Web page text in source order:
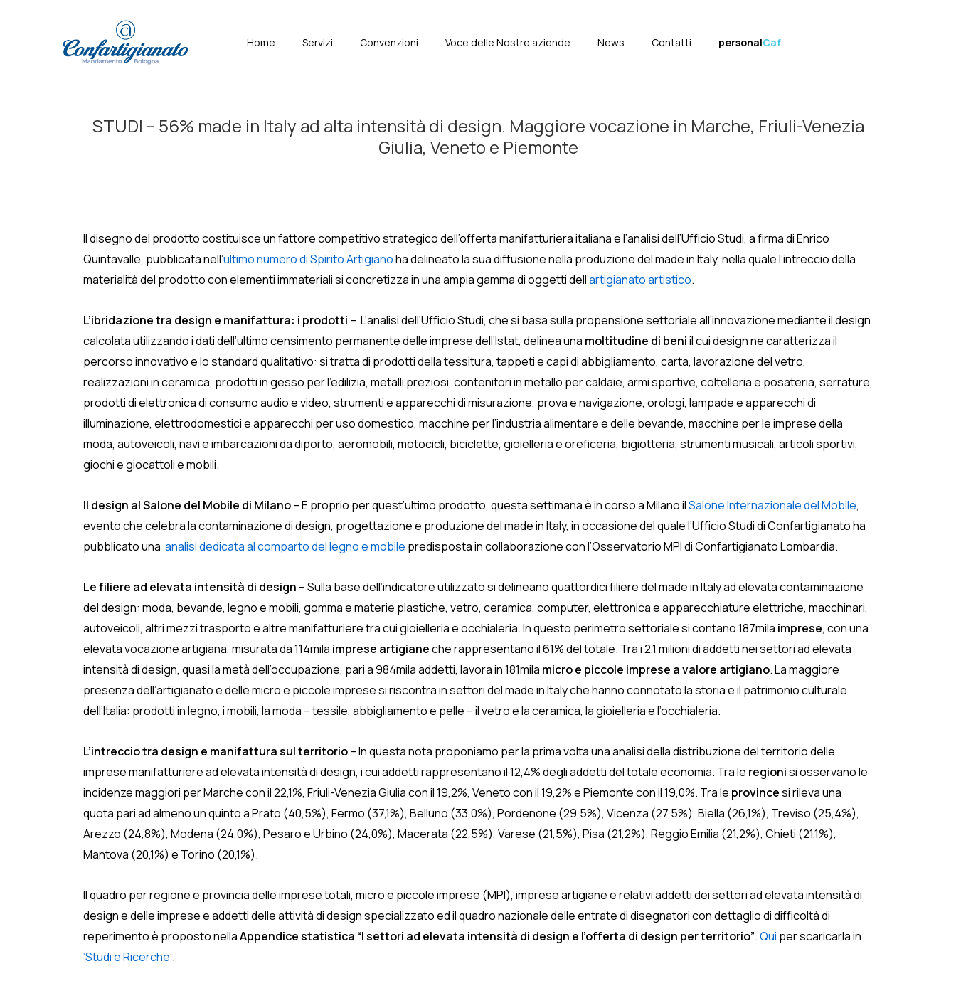
Menù
Home Servizi Convenzioni Voce delle Nostre aziende News Contatti personalCaf
STUDI – 56% made in Italy ad alta intensità di design. Maggiore vocazione in Marche, Friuli-Venezia
Giulia, Veneto e Piemonte
Il disegno del prodotto costituisce un fattore competitivo strategico dell’offerta manifatturiera italiana e l’analisi dell’Ufficio Studi, a firma di Enrico
Quintavalle, pubblicata nell’ultimo numero di Spirito Artigianoha delineato la sua diffusione nella produzione del made in Italy, nella quale l’intreccio della
materialità del prodotto con elementi immateriali si concretizza in una ampia gamma di oggetti dell’artigianato artistico.
L’ibridazione tra design e manifattura: i prodotti – L’analisi dell’Ufficio Studi, che si basa sulla propensione settoriale all’innovazione mediante il design
calcolata utilizzando i dati dell’ultimo censimento permanente delle imprese dell’Istat, delinea una moltitudine di beniil cui design ne caratterizza il
percorso innovativo e lo standard qualitativo: si tratta di prodotti della tessitura, tappeti e capi di abbigliamento, carta, lavorazione del vetro,
realizzazioni in ceramica, prodotti in gesso per l’edilizia, metalli preziosi, contenitori in metallo per caldaie, armi sportive, coltelleria e posateria, serrature,
prodotti di elettronica di consumo audio e video, strumenti e apparecchi di misurazione, prova e navigazione, orologi, lampade e apparecchi di
illuminazione, elettrodomestici e apparecchi per uso domestico, macchine per l’industria alimentare e delle bevande, macchine per le imprese della
moda, autoveicoli, navi e imbarcazioni da diporto, aeromobili, motocicli, biciclette, gioielleria e oreficeria, bigiotteria, strumenti musicali, articoli sportivi,
giochi e giocattoli e mobili.
Il design al Salone del Mobile di Milano– E proprio per quest’ultimo prodotto, questa settimana è in corso a Milano ilSalone Internazionale del Mobile,
evento che celebra la contaminazione di design, progettazione e produzione del made in Italy, in occasione del quale l’Ufficio Studi di Confartigianato ha
pubblicato una analisi dedicata al comparto del legno e mobile predisposta in collaborazione con l’Osservatorio MPI di Confartigianato Lombardia.
Le filiere ad elevata intensità di design – Sulla base dell’indicatore utilizzato si delineano quattordici filiere del made in Italy ad elevata contaminazione
del design: moda, bevande, legno e mobili, gomma e materie plastiche, vetro, ceramica, computer, elettronica e apparecchiature elettriche, macchinari,
autoveicoli, altri mezzi trasporto e altre manifatturiere tra cui gioielleria e occhialeria. In questo perimetro settoriale si contano 187mila imprese, con una
elevata vocazione artigiana, misurata da 114mila imprese artigianeche rappresentano il 61% del totale. Tra i 2,1 milioni di addetti nei settori ad elevata
intensità di design, quasi la metà dell’occupazione, pari a 984mila addetti, lavora in 181mila micro e piccole imprese a valore artigiano. La maggiore
presenza dell’artigianato e delle micro e piccole imprese si riscontra in settori del made in Italy che hanno connotato la storia e il patrimonio culturale
dell’Italia: prodotti in legno, i mobili, la moda – tessile, abbigliamento e pelle – il vetro e la ceramica, la gioielleria e l’occhialeria.
L’intreccio tra design e manifattura sul territorio– In questa nota proponiamo per la prima volta una analisi della distribuzione del territorio delle
imprese manifatturiere ad elevata intensità di design, i cui addetti rappresentano il 12,4% degli addetti del totale economia. Tra le regionisi osservano le
incidenze maggiori per Marche con il 22,1%, Friuli-Venezia Giulia con il 19,2%, Veneto con il 19,2% e Piemonte con il 19,0%. Tra le provincesi rileva una
quota pari ad almeno un quinto a Prato (40,5%), Fermo (37,1%), Belluno (33,0%), Pordenone (29,5%), Vicenza (27,5%), Biella (26,1%), Treviso (25,4%),
Arezzo (24,8%), Modena (24,0%), Pesaro e Urbino (24,0%), Macerata (22,5%), Varese (21,5%), Pisa (21,2%), Reggio Emilia (21,2%), Chieti (21,1%),
Mantova (20,1%) e Torino (20,1%).
Il quadro per regione e provincia delle imprese totali, micro e piccole imprese (MPI), imprese artigiane e relativi addetti dei settori ad elevata intensità di
design e delle imprese e addetti delle attività di design specializzato ed il quadro nazionale delle entrate di disegnatori con dettaglio di difficoltà di
reperimento è proposto nellaAppendice statistica “I settori ad elevata intensità di design e l’offerta di design per territorio”.Qui per scaricarla in
‘Studi e Ricerche’.